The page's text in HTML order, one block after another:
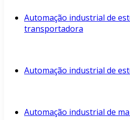
Automação industrial de
transportadora
Automação industrial de
Automação industrial de